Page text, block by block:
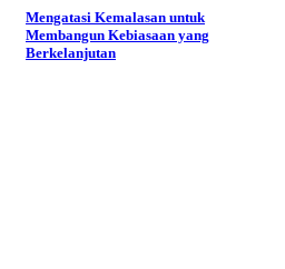
Mengatasi Kemalasan untuk
Membangun Kebiasaan yang
Berkelanjutan